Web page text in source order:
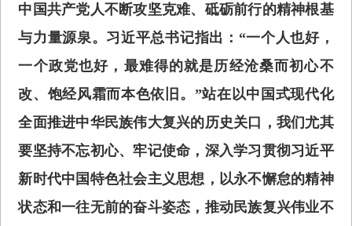
中国共产党人不断攻坚克难、砥砺前行的精神根基
与力量源泉。习近平总书记指出：“一个人也好，
一个政党也好，最难得的就是历经沧桑而初心不
改、饱经风霜而本色依旧。”站在以中国式现代化
全面推进中华民族伟大复兴的历史关口，我们尤其
要坚持不忘初心、牢记使命，深入学习贯彻习近平
新时代中国特色社会主义思想，以永不懈怠的精神
状态和一往无前的奋斗姿态，推动民族复兴伟业不